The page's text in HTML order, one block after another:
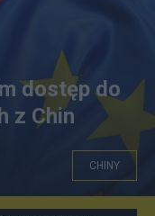
dostęp do
z Chin
CHINY